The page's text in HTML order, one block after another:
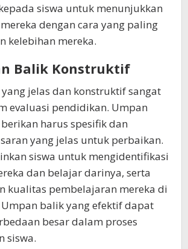
siswa untuk menunjukkan
dengan cara yang paling
kelebihan mereka.
Balik Konstruktif
jelas dan konstruktif sangat
evaluasi pendidikan. Umpan
harus spesifik dan
yang jelas untuk perbaikan.
siswa untuk mengidentifikasi
dan belajar darinya, serta
kualitas pembelajaran mereka di
balik yang efektif dapat
besar dalam proses
siswa.